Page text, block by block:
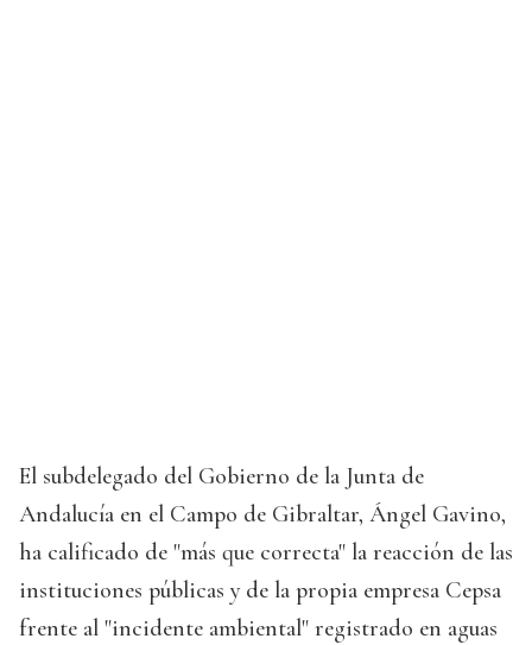
El subdelegado del Gobierno de la Junta de
Andalucía en el Campo de Gibraltar, Ángel Gavino,
ha calificado de "más que correcta" la reacción de las
instituciones públicas y de la propia empresa Cepsa
frente al "incidente ambiental" registrado en aguas